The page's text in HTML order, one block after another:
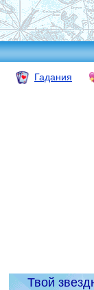
Гадания
Твой